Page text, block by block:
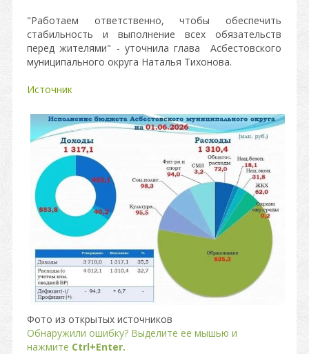
"Работаем ответственно, чтобы обеспечить
стабильность и выполнение всех обязательств
перед жителями" - уточнила глава Асбестовского
муниципального округа Наталья Тихонова.
Источник
Фото из открытых источников
Обнаружили ошибку? Выделите ее мышью и
нажмите Ctrl+Enter.